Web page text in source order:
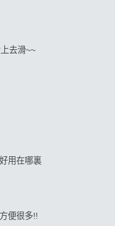
去滑~~
用在哪裏
便很多!!